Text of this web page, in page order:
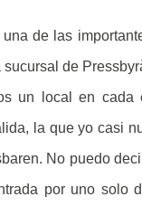
de las
de
un local en cada
la que yo casi
No puedo
por uno solo